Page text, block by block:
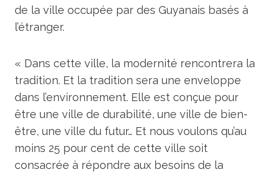
de la ville occupée par des Guyanais basés à
l’étranger.
« Dans cette ville, la modernité rencontrera la
tradition. Et la tradition sera une enveloppe
dans l’environnement. Elle est conçue pour
être une ville de durabilité, une ville de bien-
être, une ville du futur… Et nous voulons qu’au
moins 25 pour cent de cette ville soit
consacrée à répondre aux besoins de la